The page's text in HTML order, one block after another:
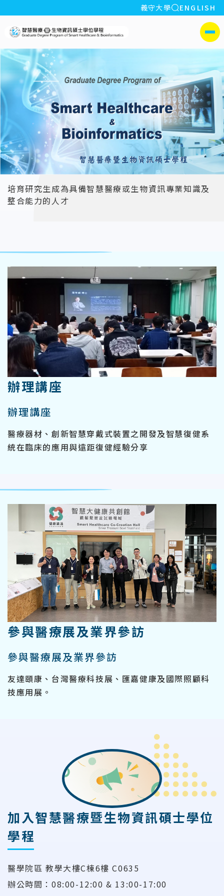
:::
義守大學 全站搜索
ENGLISH
義守大學智慧醫療暨生
側選單
培育研究生成為具備智慧醫療或生物資訊專業知識及
整合能力的人才
辦理講座
辦理講座
醫療器材、創新智慧穿戴式裝置之開發及智慧復健系
統在臨床的應用與遠距復健經驗分享
參與醫療展及業界參訪
參與醫療展及業界參訪
友達頤康、台灣醫療科技展、匯嘉健康及國際照顧科
技應用展。
加入智慧醫療暨生物資訊碩士學位
學程
醫學院區 教學大樓C棟6樓 C0635
辦公時間：08:00-12:00 & 13:00-17:00